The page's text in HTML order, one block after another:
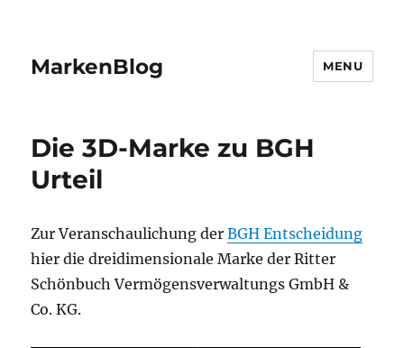
MarkenBlog MENU
Die 3D-Marke zu BGH
Urteil
Zur Veranschaulichung derBGH Entscheidung
hier die dreidimensionale Marke der Ritter
Schönbuch Vermögensverwaltungs GmbH &
Co. KG.